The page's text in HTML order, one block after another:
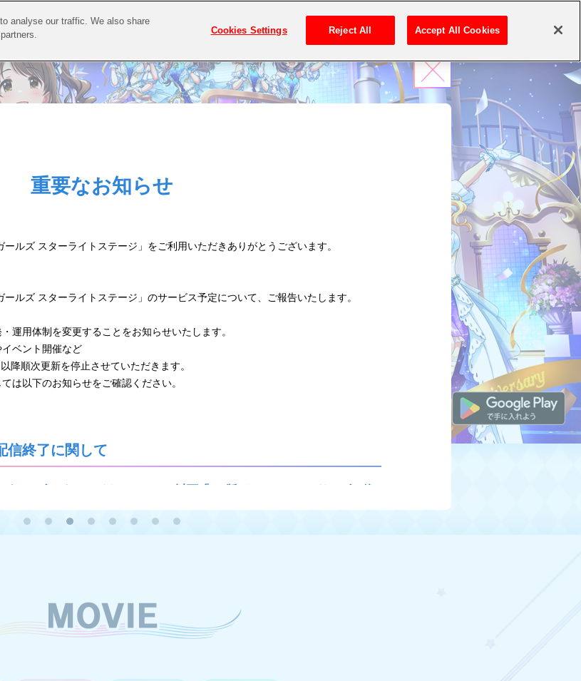
重要なお知らせ
ルズ スターライトステージ」をご利用いただきありがとうございます。
ルズ スターライトステージ」のサービス予定について、ご報告いたします。
運用体制を変更することをお知らせいたします。
ベント開催など
降順次更新を停止させていただきます。
は以下のお知らせをご確認ください。
信終了に関して
ズ スターライトスポット（以下「デレスポ」）のサービス終了
ポのサービスを終了させていただきます。
analyse our traffic. We also share
Cookies Settings Reject All Accept All Cookies